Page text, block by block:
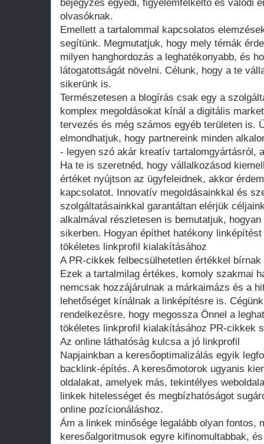
bejegyzés egyedi, figyelemfelkeltő és valódi
olvasóknak.
Emellett a tartalommal kapcsolatos
segítünk. Megmutatjuk, hogy mely témák
milyen hanghordozás a leghatékonyabb, és
látogatottságát növelni. Célunk, hogy a te
sikerünk is.
Természetesen a blogírás csak egy a
komplex megoldásokat kínál a digitális
tervezés és még számos egyéb területen is.
elmondhatjuk, hogy partnereink minden
- legyen szó akár kreatív tartalomgyártásról,
Ha te is szeretnéd, hogy vállalkozásod
értéket nyújtson az ügyfeleidnek, akkor
kapcsolatot. Innovatív megoldásainkkal és
szolgáltatásainkkal garantáltan elérjük
alkalmával részletesen is bemutatjuk,
sikerben. Hogyan építhet hatékony
tökéletes linkprofil kialakításához
A PR-cikkek felbecsülhetetlen értékkel
Ezek a tartalmilag értékes, komoly szakmai
nemcsak hozzájárulnak a márkaimázs és a
lehetőséget kínálnak a linképítésre is.
rendelkezésre, hogy megossza Önnel a
tökéletes linkprofil kialakításához PR-cikkek
Az online láthatóság kulcsa a jó linkprofil
Napjainkban a keresőoptimalizálás egyik
backlink-építés. A keresőmotorok ugyanis
oldalakat, amelyek más, tekintélyes
linkek hitelességet és megbízhatóságot
online pozícionáláshoz.
Ám a linkek minősége legalább olyan fontos,
keresőalgoritmusok egyre kifinomultabbak,